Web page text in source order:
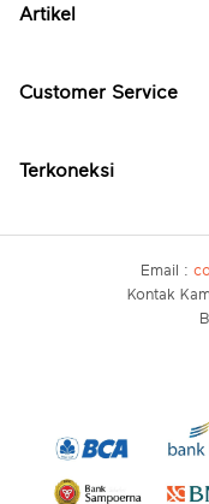
Artikel
Customer Service
Terkoneksi
Email :
Kontak